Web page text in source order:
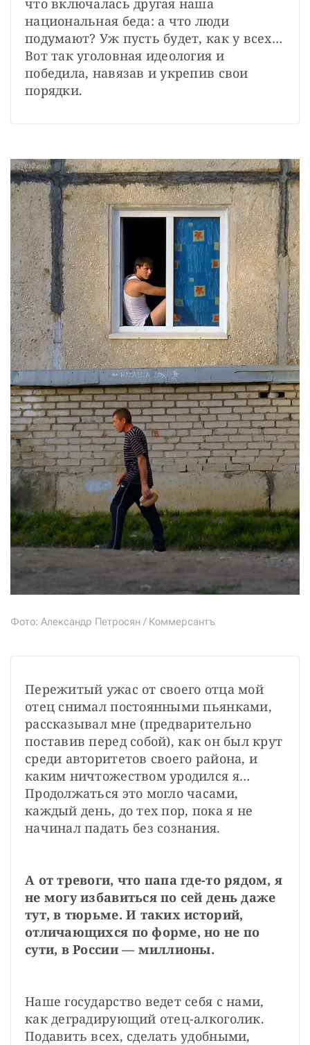
что включалась другая наша
национальная беда: а что люди
подумают? Уж пусть будет, как у всех…
Вот так уголовная идеология и
победила, навязав и укрепив свои
порядки.
Фото: Александр Петросян / Коммерсантъ
Пережитый ужас от своего отца мой
отец снимал постоянными пьянками,
рассказывал мне (предварительно
поставив перед собой), как он был крут
среди авторитетов своего района, и
каким ничтожеством уродился я…
Продолжаться это могло часами,
каждый день, до тех пор, пока я не
начинал падать без сознания.
А от тревоги, что папа где-то рядом, я
не могу избавиться по сей день даже
тут, в тюрьме. И таких историй,
отличающихся по форме, но не по
сути, в России — миллионы.
Наше государство ведет себя с нами,
как деградирующий отец-алкоголик.
Подавить всех, сделать удобными,